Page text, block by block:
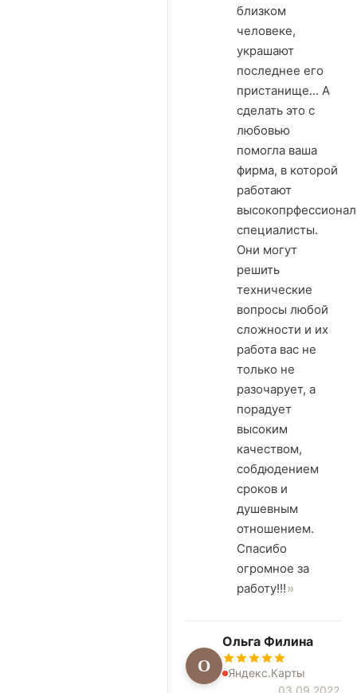
близком
человеке,
украшают
последнее его
пристанище... А
сделать это с
любовью
помогла ваша
фирма, в которой
работают
специалисты.
Они могут
решить
технические
вопросы любой
сложности и их
работа вас не
только не
разочарует, а
порадует
высоким
качеством,
собдюдением
сроков и
душевным
отношением.
Спасибо
огромное за
работу!!!
О
Ольга Филина
Яндекс.Карты